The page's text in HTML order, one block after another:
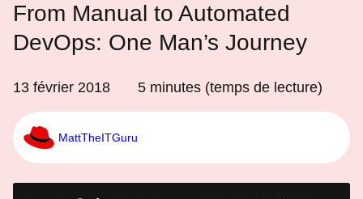
From Manual to Automated
DevOps: One Man’s Journey
13 février 2018 5 minutes (temps de lecture)
MattTheITGuru